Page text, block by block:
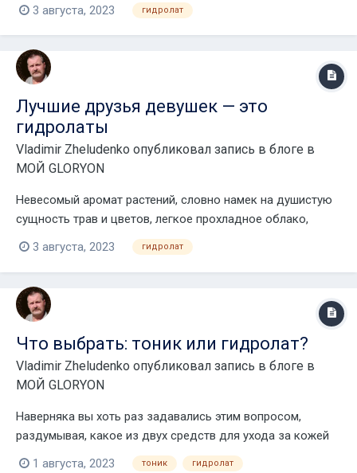
необходимы летом – обо всем этом говорим ниже. Что
такое гидролат? Гидролат – это выпаренные экстракты
растений на водной основе. Для его приготовле...
3 августа, 2023 гидролат
Лучшие друзья девушек — это
гидролаты
Vladimir Zheludenko опубликовал запись в блоге в
МОЙ GLORYON
Невесомый аромат растений, словно намек на душистую
сущность трав и цветов, легкое прохладное облако,
которое освежает и тонизирует кожу, как горный воздух,
наполненный цветением. Флоральные воды — поэзия
чистой воды, уверены, что они должны быть у каждой
девушки, чтобы добавить к ритуалу ухода за с...
3 августа, 2023 гидролат
Что выбрать: тоник или гидролат?
Vladimir Zheludenko опубликовал запись в блоге в
МОЙ GLORYON
Наверняка вы хоть раз задавались этим вопросом,
раздумывая, какое из двух средств для ухода за кожей
приобрести. Кажется, что они почти одинаковые. Или
1 августа, 2023 тоник гидролат